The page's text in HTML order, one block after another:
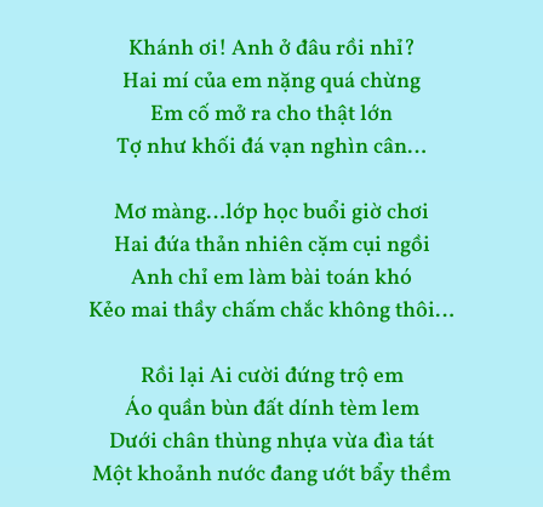
Khánh ơi! Anh ở đâu rồi nhỉ?
Hai mí của em nặng quá chừng
Em cố mở ra cho thật lớn
Tợ như khối đá vạn nghìn cân…
Mơ màng…lớp học buổi giờ chơi
Hai đứa thản nhiên cặm cụi ngồi
Anh chỉ em làm bài toán khó
Kẻo mai thầy chấm chắc không thôi…
Rồi lại Ai cười đứng trộ em
Áo quần bùn đất dính tèm lem
Dưới chân thùng nhựa vừa đìa tát
Một khoảnh nước đang ướt bẩy thềm